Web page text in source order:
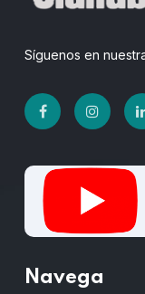
Síguenos en
Navega